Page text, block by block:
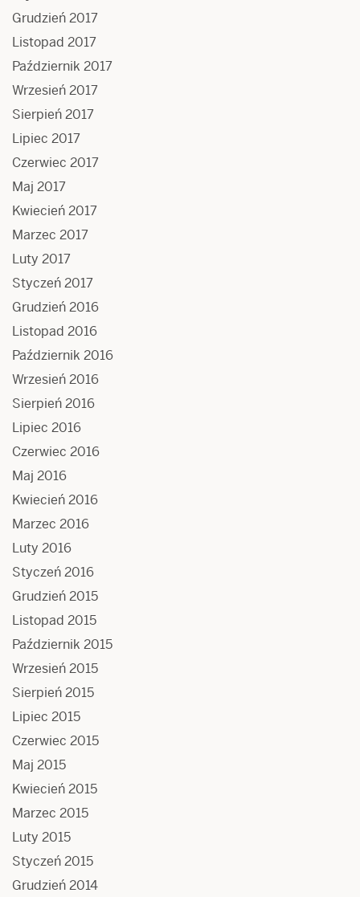
Grudzień 2017
Listopad 2017
Październik 2017
Wrzesień 2017
Sierpień 2017
Lipiec 2017
Czerwiec 2017
Maj 2017
Kwiecień 2017
Marzec 2017
Luty 2017
Styczeń 2017
Grudzień 2016
Listopad 2016
Październik 2016
Wrzesień 2016
Sierpień 2016
Lipiec 2016
Czerwiec 2016
Maj 2016
Kwiecień 2016
Marzec 2016
Luty 2016
Styczeń 2016
Grudzień 2015
Listopad 2015
Październik 2015
Wrzesień 2015
Sierpień 2015
Lipiec 2015
Czerwiec 2015
Maj 2015
Kwiecień 2015
Marzec 2015
Luty 2015
Styczeń 2015
Grudzień 2014